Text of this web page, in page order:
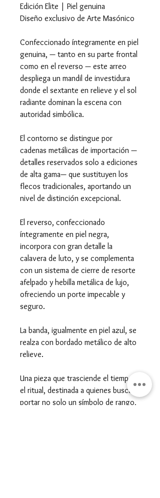
Edición Elite | Piel genuina
Diseño exclusivo de Arte Masónico
Confeccionado íntegramente en piel
genuina, — tanto en su parte frontal
como en el reverso — este arreo
despliega un mandil de investidura
donde el sextante en relieve y el sol
radiante dominan la escena con
autoridad simbólica.
El contorno se distingue por
cadenas metálicas de importación —
detalles reservados solo a ediciones
de alta gama— que sustituyen los
flecos tradicionales, aportando un
nivel de distinción excepcional.
El reverso, confeccionado
íntegramente en piel negra,
incorpora con gran detalle la
calavera de luto, y se complementa
con un sistema de cierre de resorte
afelpado y hebilla metálica de lujo,
ofreciendo un porte impecable y
seguro.
La banda, igualmente en piel azul, se
realza con bordado metálico de alto
relieve.
Una pieza que trasciende el tiempo y
el ritual, destinada a quienes buscan
portar no solo un símbolo de rango,